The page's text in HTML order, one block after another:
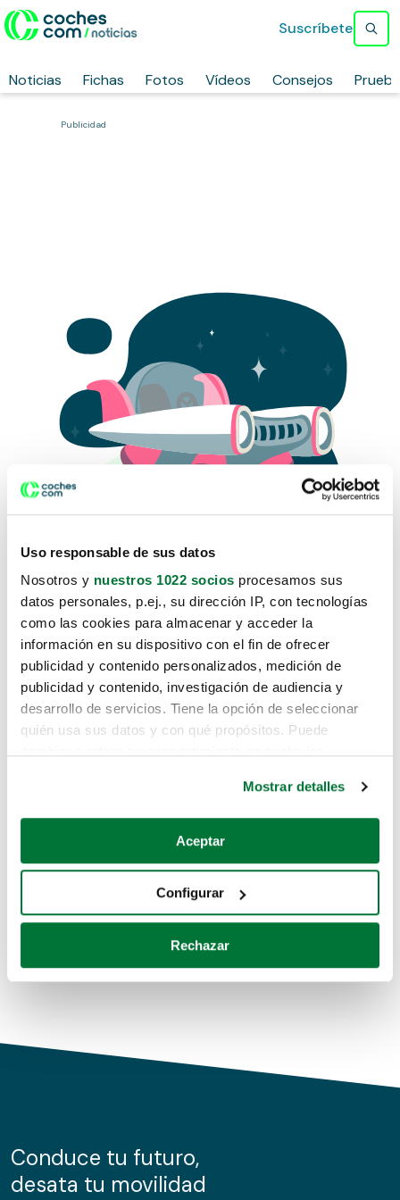
Uso responsable de sus datos
Nosotros y nuestros 1022 socios procesamos sus
datos personales, p.ej., su dirección IP, con tecnologías
como las cookies para almacenar y acceder la
información en su dispositivo con el fin de ofrecer
publicidad y contenido personalizados, medición de
publicidad y contenido, investigación de audiencia y
desarrollo de servicios. Tiene la opción de seleccionar
quién usa sus datos y con qué propósitos. Puede
Si lo permite, también quisiéramos:
Recopilar información sobre su ubicación geográfica
Identificar su dispositivo analizándolo activamente
para buscar características específicas (huellas
Obtenga más información sobre cómo se procesan sus
de cookies.
información sobre el uso que haga del sitio web con
nuestros partners de redes sociales, publicidad y análisis
Mostrar detalles
Aceptar
Configurar
Rechazar
Noticias Fichas Fotos Vídeos Consejos
Suscríbete
Publicidad
Lo sentimos, no sabemos como
te hemos traido hasta aquí.
Pero puedes encontrar el coche que estás
buscando en alguno de estos enlaces:
Coches de segunda mano
Coches de km0
Conduce tu futuro,
desata tu movilidad